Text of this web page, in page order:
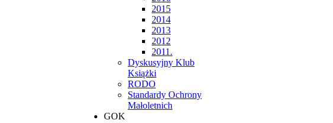
2015
2014
2013
2012
2011.
Dyskusyjny Klub
Książki
RODO
Standardy Ochrony
Małoletnich
GOK